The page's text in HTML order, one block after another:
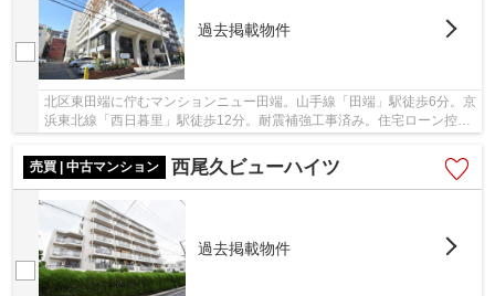
過去掲載物件
北区東田端に佇むマンションニュー田端。山手線「田端」駅徒歩6分。京
浜東北線「西日暮里」駅徒歩12分。耐震補強工事済み。住宅ローン控除
適合、フラット35、適合証明書も発行可能。昭...
売買 | 中古マンション
西尾久ビューハイツ
過去掲載物件